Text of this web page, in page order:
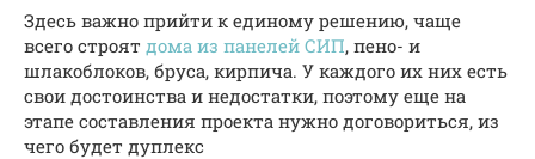
Здесь важно прийти к единому решению, чаще
всего строят дома из панелей СИП, пено- и
шлакоблоков, бруса, кирпича. У каждого их них есть
свои достоинства и недостатки, поэтому еще на
этапе составления проекта нужно договориться, из
чего будет дуплекс